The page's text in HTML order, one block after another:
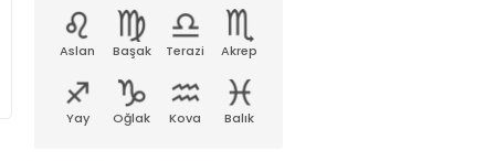
Aslan Başak Terazi Akrep
Yay Oğlak Kova Balık